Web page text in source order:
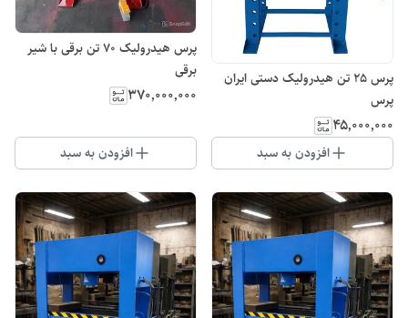
پرس 25 تن هیدرولیک دستی ایران
پرس
۴۵٬۰۰۰٬۰۰۰
افزودن به سبد
پرس هیدرولیک 70 تن برقی با شیر
برقی
۳۷۰٬۰۰۰٬۰۰۰
افزودن به سبد